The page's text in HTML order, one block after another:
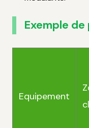
Exemple
Equipement